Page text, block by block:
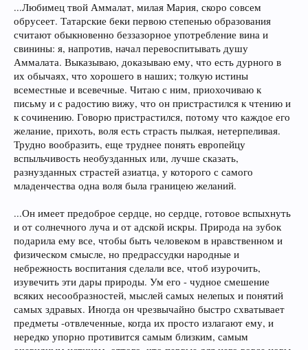
...Любимец твой Аммалат, милая Мария, скоро совсем
обрусеет. Татарские беки первою степенью образования
считают обыкновенно беззазорное употребление вина и
свинины: я, напротив, начал перевоспитывать душу
Аммалата. Выказываю, доказываю ему, что есть дурного в
их обычаях, что хорошего в наших; толкую истины
всеместные и всевечные. Читаю с ним, приохочиваю к
письму и с радостию вижу, что он пристрастился к чтению и
к сочинению. Говорю пристрастился, потому что каждое его
желание, прихоть, воля есть страсть пылкая, нетерпеливая.
Трудно вообразить, еще труднее понять европейцу
вспыльчивость необузданных или, лучше сказать,
разнузданных страстей азиатца, у которого с самого
младенчества одна воля была границею желаний.
...Он имеет предоброе сердце, но сердце, готовое вспыхнуть
и от солнечного луча и от адской искры. Природа на зубок
подарила ему все, чтобы быть человеком в нравственном и
физическом смысле, но предрассудки народные и
небрежность воспитания сделали все, чтоб изурочить,
изувечить эти дары природы. Ум его - чудное смешение
всяких несообразностей, мыслей самых нелепых и понятий
самых здравых. Иногда он чрезвычайно быстро схватывает
предметы -отвлеченные, когда их просто излагают ему, и
нередко упорно противится самым близким, самым